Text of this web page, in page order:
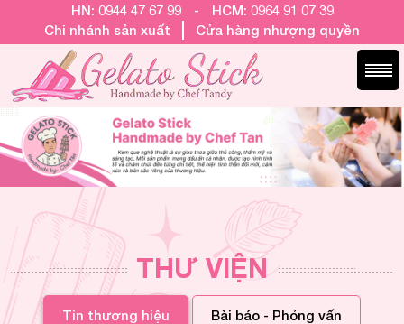
HN: 0944 47 67 99 -
HCM: 0964 91 07 39
Chi nhánh sản xuất
Cửa hàng nhượng quyền
THƯ VIỆN
Tin thương hiệu Bài báo - Phỏng vấn